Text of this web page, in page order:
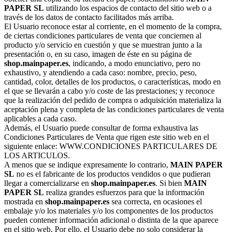
PAPER SL utilizando los espacios de contacto del sitio web o a
través de los datos de contacto facilitados más arriba.
El Usuario reconoce estar al corriente, en el momento de la compra,
de ciertas condiciones particulares de venta que conciernen al
producto y/o servicio en cuestión y que se muestran junto a la
presentación o, en su caso, imagen de éste en su página de
shop.mainpaper.es, indicando, a modo enunciativo, pero no
exhaustivo, y atendiendo a cada caso: nombre, precio, peso,
cantidad, color, detalles de los productos, o características, modo en
el que se llevarán a cabo y/o coste de las prestaciones; y reconoce
que la realización del pedido de compra o adquisición materializa la
aceptación plena y completa de las condiciones particulares de venta
aplicables a cada caso.
Además, el Usuario puede consultar de forma exhaustiva las
Condiciones Particulares de Venta que rigen este sitio web en el
siguiente enlace: WWW.CONDICIONES PARTICULARES DE
LOS ARTICULOS.
A menos que se indique expresamente lo contrario, MAIN PAPER
SL no es el fabricante de los productos vendidos o que pudieran
llegar a comercializarse en shop.mainpaper.es. Si bien MAIN
PAPER SL realiza grandes esfuerzos para que la información
mostrada en shop.mainpaper.es sea correcta, en ocasiones el
embalaje y/o los materiales y/o los componentes de los productos
pueden contener información adicional o distinta de la que aparece
en el sitio web. Por ello, el Usuario debe no solo considerar la